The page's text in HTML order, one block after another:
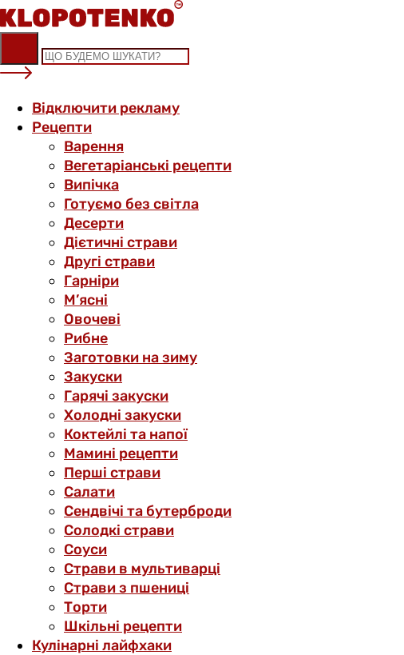
Skip
to
content
Відключити рекламу
Рецепти
Варення
Вегетаріанські рецепти
Випічка
Готуємо без світла
Десерти
Дієтичні страви
Другі страви
Гарніри
М’ясні
Овочеві
Рибне
Заготовки на зиму
Закуски
Гарячі закуски
Холодні закуски
Коктейлі та напої
Мамині рецепти
Перші страви
Салати
Сендвічі та бутерброди
Солодкі страви
Соуси
Страви в мультиварці
Страви з пшениці
Торти
Шкільні рецепти
Кулінарні лайфхаки